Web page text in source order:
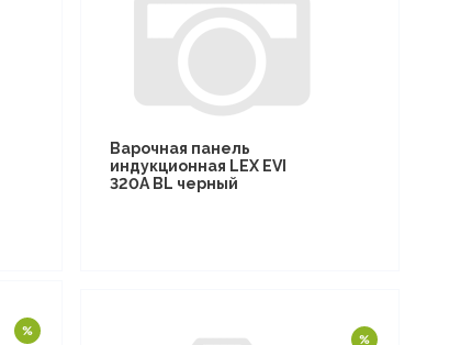
Варочная панель
индукционная LEX EVI
320A BL черный